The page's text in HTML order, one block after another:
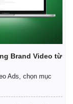
Brand Video từ
Ads, chọn mục